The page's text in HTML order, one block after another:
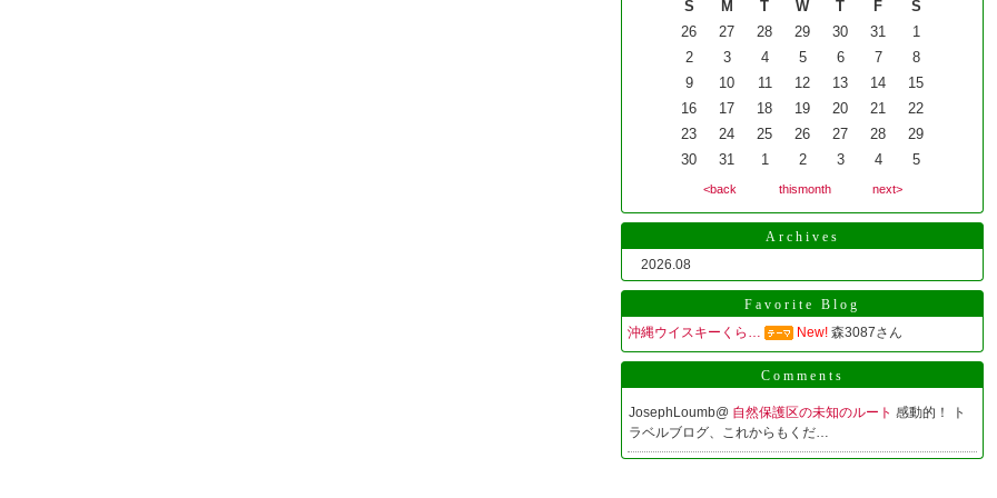
S M T W T F
S
26
27 28 29 30 31
1
2
3 4 5 6 7
8
9
10 11 12 13 14
15
16
17 18 19 20 21
22
23
24 25 26 27 28
29
30
31 1 2 3 4 5
<back thismonth next>
Archives
2026.08
Favorite Blog
沖縄ウイスキーくら…
New! 森3087さん
Comments
JosephLoumb@ 自然保護区の未知のルート 感動的！ ト
ラベルブログ、これからもくだ…